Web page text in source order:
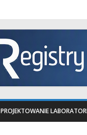
PROJEKTOWANIE